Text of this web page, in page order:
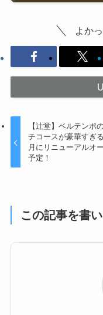
よか
【辻堂】ベルテンポ
チコースが豪華すぎ
月にリニューアルオ
予定！
この記事を書